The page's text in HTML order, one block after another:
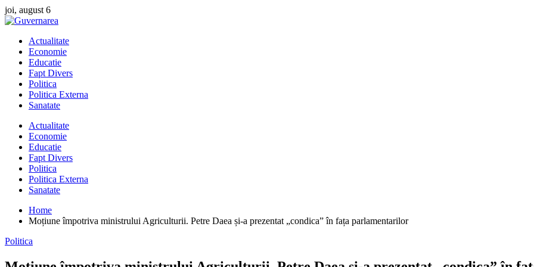
Skip
to
joi, august 6
Actualitate
Economie
Educatie
Fapt Divers
Politica
Politica Externa
Sanatate
Actualitate
Economie
Educatie
Fapt Divers
Politica
Politica Externa
Sanatate
Home
Moțiune împotriva ministrului Agriculturii. Petre Daea și-a prezentat „condica” în fața parlamentarilor
Politica